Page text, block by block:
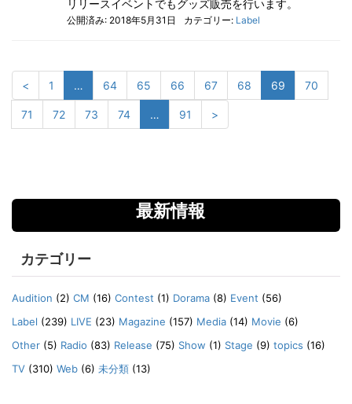
リリースイベントでもグッズ販売を行います。
公開済み: 2018年5月31日 カテゴリー: Label
< 1 … 64 65 66 67 68 69 70
71 72 73 74 … 91 >
最新情報
カテゴリー
Audition (2) CM (16) Contest (1) Dorama (8) Event (56)
Label (239) LIVE (23) Magazine (157) Media (14) Movie (6)
Other (5) Radio (83) Release (75) Show (1) Stage (9) topics (16)
TV (310) Web (6) 未分類 (13)